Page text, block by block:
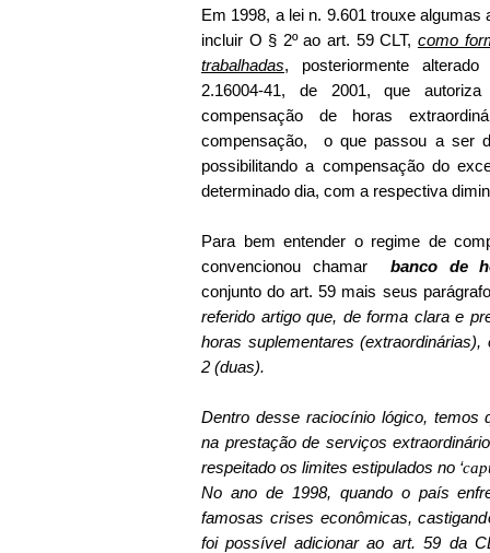
Em 1998, alei n. 9.601 trouxe algumas
incluir O § 2º ao art. 59 CLT, como
trabalhadas, posteriormente
2.16004-41, de 2001, que
compensação de horas
compensação,
o que passou a ser
possibilitando a compensação do
determinado dia, com a respectiva
Para bem entender o regime de
convencionou chamar
banco de
conjunto do art. 59 mais seus
referido artigo que, de forma clara e
horas suplementares
2 (duas).
Dentro desse raciocínio lógico, temos
na prestação de serviços
respeitado os limites estipulados no ‘
No ano de 1998, quando o país
famosas crises econômicas,
foi possível adicionar ao art. 59 da